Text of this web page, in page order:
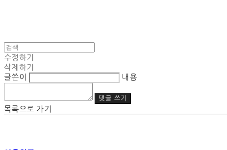
수정하기
삭제하기
글쓴이
내용
댓글 쓰기
목록으로 가기